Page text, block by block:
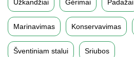
Užkandžiai Gėrimai Padažai
Marinavimas Konservavimas
Šventiniam stalui Sriubos